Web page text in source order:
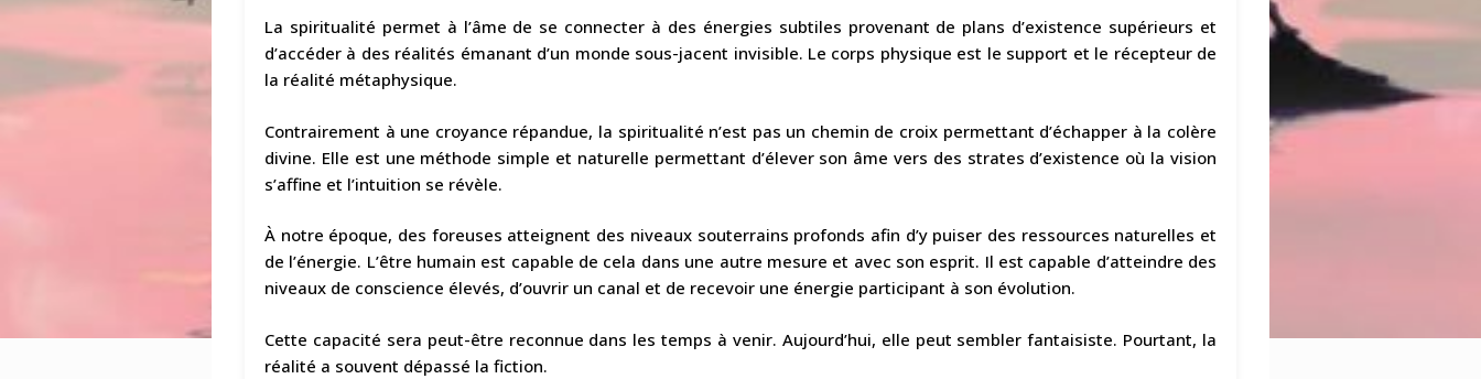
La spiritualité permet à l’âme de se connecter à des énergies subtiles provenant de plans d’existence supérieurs et
d’accéder à des réalités émanant d’un monde sous-jacent invisible. Le corps physique est le support et le récepteur de
la réalité métaphysique.
Contrairement à une croyance répandue, la spiritualité n’est pas un chemin de croix permettant d’échapper à la colère
divine. Elle est une méthode simple et naturelle permettant d’élever son âme vers des strates d’existence où la vision
s’affine et l’intuition se révèle.
À notre époque, des foreuses atteignent des niveaux souterrains profonds afin d’y puiser des ressources naturelles et
de l’énergie. L’être humain est capable de cela dans une autre mesure et avec son esprit. Il est capable d’atteindre des
niveaux de conscience élevés, d’ouvrir un canal et de recevoir une énergie participant à son évolution.
Cette capacité sera peut-être reconnue dans les temps à venir. Aujourd’hui, elle peut sembler fantaisiste. Pourtant, la
réalité a souvent dépassé la fiction.